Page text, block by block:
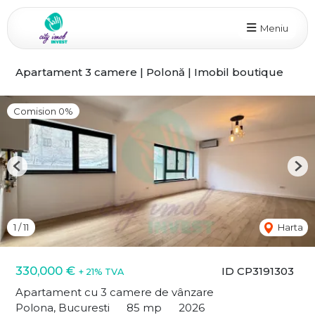
Meniu
Apartament 3 camere | Polonă | Imobil boutique
ID CP3191303
330,000 € + 21% TVA
Apartament cu 3 camere de vânzare
Polona, Bucuresti
85 mp 2026
Comision 0%
1 /11 Harta
Previous